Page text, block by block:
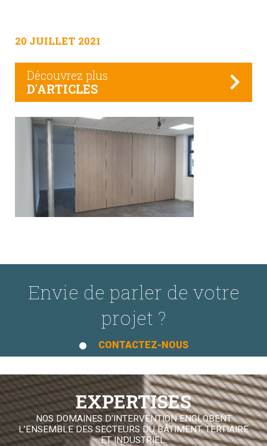
20 JUILLET 2021
Découvrez plus
D'ARTICLES
Envie de parler de votre
projet ?
CONTACTEZ-NOUS
EXPERTISES
NOS DOMAINES D'INTERVENTION ENGLOBENT
L’ENSEMBLE DES SECTEURS DU BÂTIMENT, TERTIAIRE
ET INDUSTRIEL.